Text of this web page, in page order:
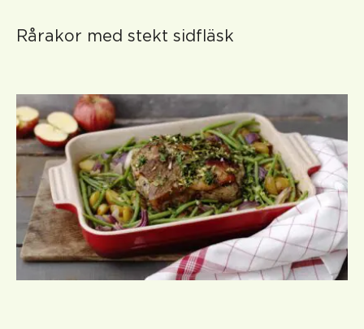
Rårakor med stekt sidfläsk